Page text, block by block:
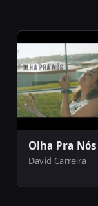
Olha Pra Nós
David Carreira